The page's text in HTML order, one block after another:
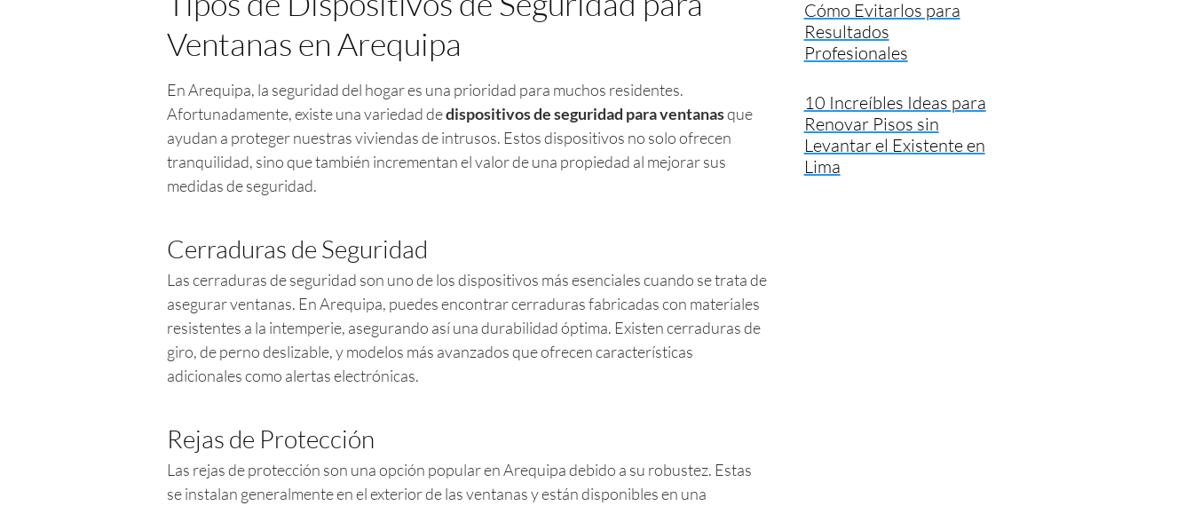
Ventanas en Arequipa
En Arequipa, la seguridad del hogar es una prioridad para muchos residentes.
Afortunadamente, existe una variedad dedispositivos de seguridad para ventanasque
ayudan a proteger nuestras viviendas de intrusos. Estos dispositivos no solo ofrecen
tranquilidad, sino que también incrementan el valor de una propiedad al mejorar sus
medidas de seguridad.
Cerraduras de Seguridad
Las cerraduras de seguridad son uno de los dispositivos más esenciales cuando se trata de
asegurar ventanas. En Arequipa, puedes encontrar cerraduras fabricadas con materiales
resistentes a la intemperie, asegurando así una durabilidad óptima. Existen cerraduras de
giro, de perno deslizable, y modelos más avanzados que ofrecen características
adicionales como alertas electrónicas.
Rejas de Protección
Las rejas de protección son una opción popular en Arequipa debido a su robustez. Estas
se instalan generalmente en el exterior de las ventanas y están disponibles en una
Cómo Evitarlos para
Resultados
Profesionales
10 Increíbles Ideas para
Renovar Pisos sin
Levantar el Existente en
Lima